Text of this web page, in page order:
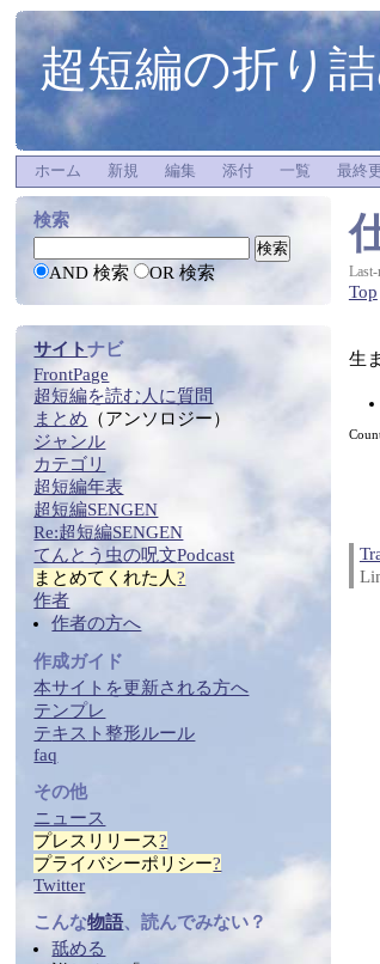
超短編の折り
ホーム 新規 編集 添付 一覧 最終
Top
生
検索
AND 検索 OR 検索
サイトナビ
FrontPage
超短編を読む 人に質問
まとめ （アンソロジー）
ジャンル
カテゴリ
超短編年表
超短編SENGEN
Re:超短編SENGEN
てんとう虫の呪文Podcast
まとめてくれた人?
作者
作者の方へ
作成ガイド
本サイトを更新される方へ
テンプレ
テキス ト整形ルール
faq
その他
ニュース
プレスリリース?
プライバシーポリシー?
Twitter
こんな物語、読んでみない？
舐める